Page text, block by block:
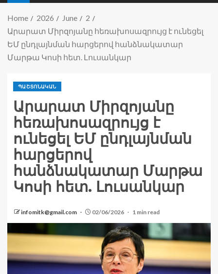
Home 2026 June
2
Արարատ Միրզոյանը հեռախոսազրույց է ունեցել
ԵՄ ընդլայնման հարցերով հանձնակատար
Մարթա Կոսի հետ. Լուսանկար
ՊԱՇՏՈՆԱԿԱՆ
Արարատ Միրզոյանը
հեռախոսազրույց է
ունեցել ԵՄ ընդլայնման
հարցերով
հանձնակատար Մարթա
Կոսի հետ. Լուսանկար
infomitk@gmail.com 02/06/2026 1 min read